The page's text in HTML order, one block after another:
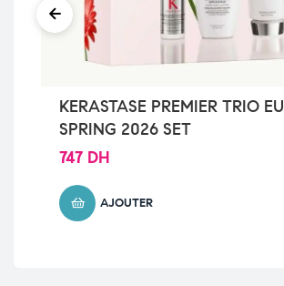
KERASTASE PREMIER TRIO EU
SPRING 2026 SET
747 DH
AJOUTER